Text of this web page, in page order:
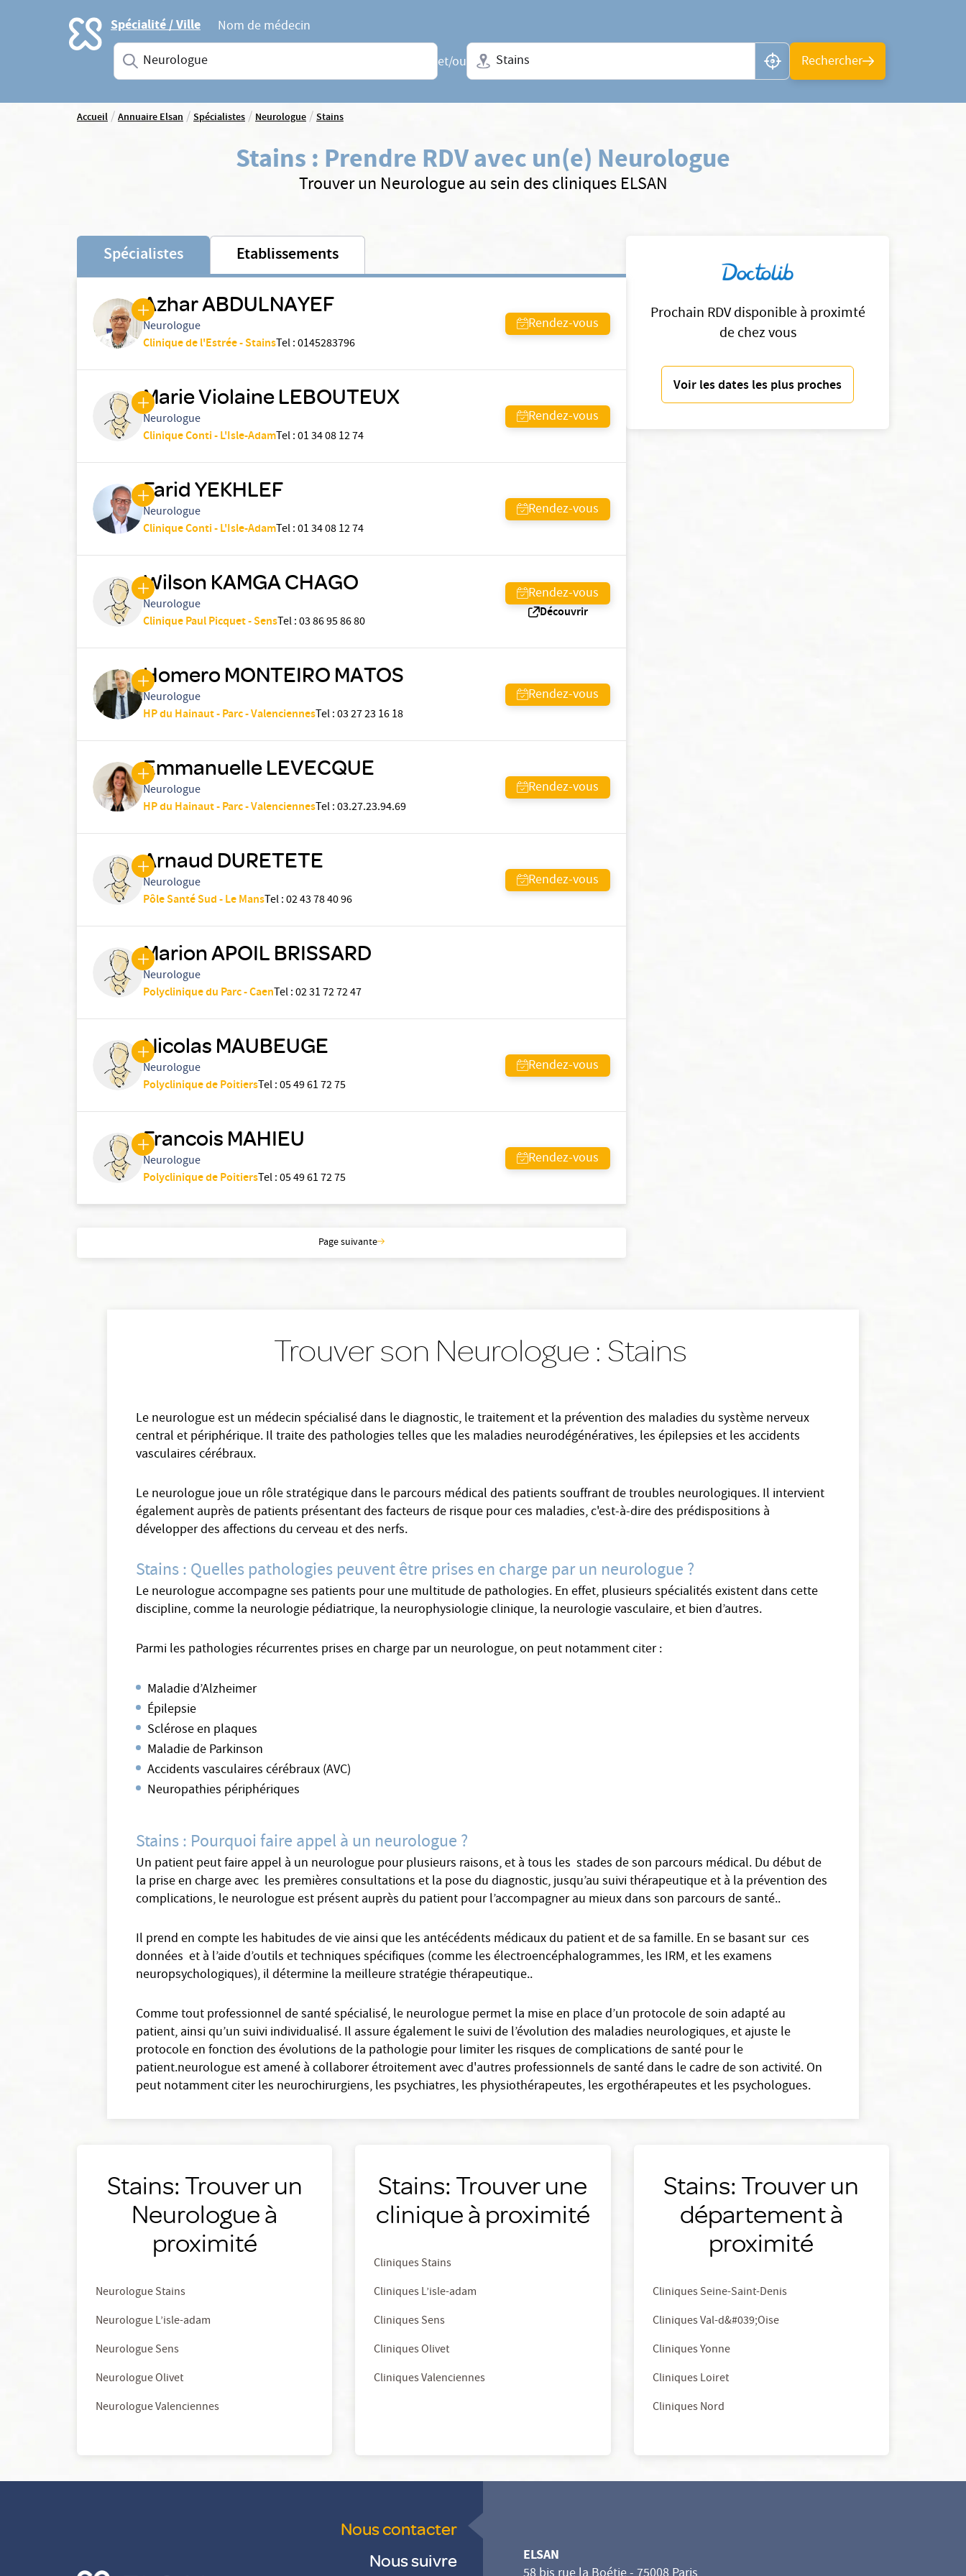
Accueil Spécialité / Ville
Nom de médecin
Saisissez une spécialité ou un service
et/ou
Ville + N° de département, région ou CP
Rechercher
Accueil/Annuaire Elsan/Spécialistes/Neurologue/Stains
Stains : Prendre RDV avec un(e) Neurologue
Trouver un Neurologue au sein des cliniques ELSAN
Prochain RDV disponible à proximté
de chez vous
Voir les dates les plus proches
Spécialistes Etablissements
Azhar ABDULNAYEF
Neurologue
Clinique de l'Estrée - StainsTel:0145283796
Rendez-vous
Marie Violaine LEBOUTEUX
Neurologue
Clinique Conti - L'Isle-AdamTel:01 34 08 12 74
Rendez-vous
Farid YEKHLEF
Neurologue
Clinique Conti - L'Isle-AdamTel:01 34 08 12 74
Rendez-vous
Wilson KAMGA CHAGO
Neurologue
Clinique Paul Picquet - SensTel:03 86 95 86 80
Rendez-vous
Découvrir
Homero MONTEIRO MATOS
Neurologue
HP du Hainaut - Parc - ValenciennesTel:03 27 23 16 18
Rendez-vous
Emmanuelle LEVECQUE
Neurologue
HP du Hainaut - Parc - ValenciennesTel:03.27.23.94.69
Rendez-vous
Arnaud DURETETE
Neurologue
Pôle Santé Sud - Le MansTel:02 43 78 40 96
Rendez-vous
Marion APOIL BRISSARD
Neurologue
Polyclinique du Parc - CaenTel:02 31 72 72 47
Nicolas MAUBEUGE
Neurologue
Polyclinique de PoitiersTel:05 49 61 72 75
Rendez-vous
Francois MAHIEU
Neurologue
Polyclinique de PoitiersTel:05 49 61 72 75
Rendez-vous
Page suivante
Trouver son Neurologue : Stains
Le neurologue est un médecin spécialisé dans le diagnostic, le traitement et la prévention des maladies du système nerveux
central et périphérique. Il traite des pathologies telles que les maladies neurodégénératives, les épilepsies et les accidents
vasculaires cérébraux.
Le neurologue joue un rôle stratégique dans le parcours médical des patients souffrant de troubles neurologiques. Il intervient
également auprès de patients présentant des facteurs de risque pour ces maladies, c'est-à-dire des prédispositions à
développer des affections du cerveau et des nerfs.
Stains : Quelles pathologies peuvent être prises en charge par un neurologue ?
Le neurologue accompagne ses patients pour une multitude de pathologies. En effet, plusieurs spécialités existent dans cette
discipline, comme la neurologie pédiatrique, la neurophysiologie clinique, la neurologie vasculaire, et bien d’autres.
Parmi les pathologies récurrentes prises en charge par un neurologue, on peut notamment citer :
Maladie d’Alzheimer
Épilepsie
Sclérose en plaques
Maladie de Parkinson
Accidents vasculaires cérébraux (AVC)
Neuropathies périphériques
Stains : Pourquoi faire appel à un neurologue ?
Un patient peut faire appel à un neurologue pour plusieurs raisons, et à tous les stades de son parcours médical. Du début de
la prise en charge avec les premières consultations et la pose du diagnostic, jusqu’au suivi thérapeutique et à la prévention des
complications, le neurologue est présent auprès du patient pour l’accompagner au mieux dans son parcours de santé..
Il prend en compte les habitudes de vie ainsi que les antécédents médicaux du patient et de sa famille. En se basant sur ces
données et à l’aide d’outils et techniques spécifiques (comme les électroencéphalogrammes, les IRM, et les examens
neuropsychologiques), il détermine la meilleure stratégie thérapeutique..
Comme tout professionnel de santé spécialisé, le neurologue permet la mise en place d’un protocole de soin adapté au
patient, ainsi qu’un suivi individualisé. Il assure également le suivi de l’évolution des maladies neurologiques, et ajuste le
protocole en fonction des évolutions de la pathologie pour limiter les risques de complications de santé pour le
patient.neurologue est amené à collaborer étroitement avec d'autres professionnels de santé dans le cadre de son activité. On
peut notamment citer les neurochirurgiens, les psychiatres, les physiothérapeutes, les ergothérapeutes et les psychologues.
Stains: Trouver un
Neurologue à
proximité
Neurologue Stains
Neurologue L’isle-adam
Neurologue Sens
Neurologue Olivet
Neurologue Valenciennes
Stains: Trouver une
clinique à proximité
Cliniques Stains
Cliniques L’isle-adam
Cliniques Sens
Cliniques Olivet
Cliniques Valenciennes
Stains: Trouver un
département à
proximité
Cliniques Seine-Saint-Denis
Cliniques Val-d&#039;Oise
Cliniques Yonne
Cliniques Loiret
Cliniques Nord
Nous contacter
Nous suivre
ELSAN